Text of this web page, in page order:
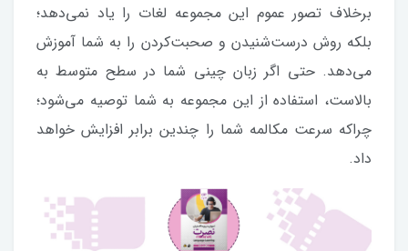
برخلاف تصور عموم این مجموعه لغات را یاد نمی‌دهد؛
بلکه روش درست‌‎شنیدن و صحبت‌کردن را به شما آموزش
می‌دهد. حتی اگر زبان چینی شما در سطح متوسط به
بالاست، استفاده از این مجموعه به شما توصیه می‌شود؛
چراکه سرعت مکالمه‌ شما را چندین‌ برابر افزایش خواهد
داد.